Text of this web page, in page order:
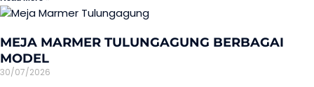
MEJA MARMER TULUNGAGUNG BERBAGAI
MODEL
30/07/2026